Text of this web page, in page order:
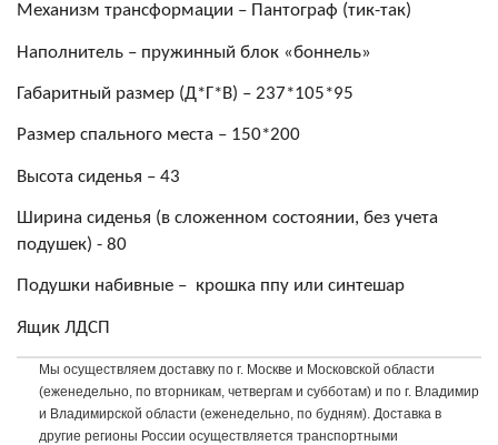
Механизм трансформации – Пантограф (тик-так)
Наполнитель – пружинный блок «боннель»
Габаритный размер (Д*Г*В) – 237*105*95
Размер спального места – 150*200
Высота сиденья – 43
Ширина сиденья (в сложенном состоянии, без учета
подушек) - 80
Подушки набивные – крошка ппу или синтешар
Ящик ЛДСП
Мы осуществляем доставку по г. Москве и Московской области
(еженедельно, по вторникам, четвергам и субботам) и по г. Владимир
и Владимирской области (еженедельно, по будням). Доставка в
другие регионы России осуществляется транспортными